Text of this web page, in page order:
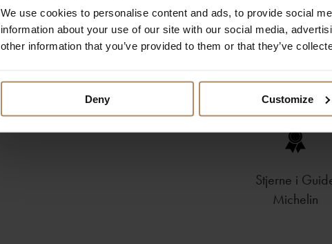
We use cookies to personalise content and ads, to provide social
information about your use of our site with our social media,
other information that you’ve provided to them or that they’ve
Deny Customize
Stjerne i
Michelin